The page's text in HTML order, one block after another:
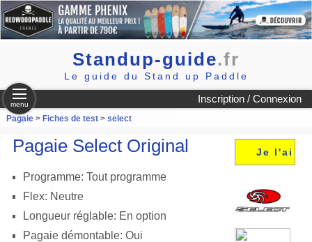
Standup-guide.fr
Le guide du Stand up Paddle
Inscription / Connexion
menu
Pagaie> Fiches de test> select
Je l'ai
Pagaie Select Original
Programme: Tout programme
Flex: Neutre
Longueur réglable: En option
Pagaie démontable: Oui